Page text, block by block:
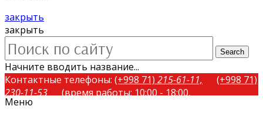
закрыть
закрыть
Search
Начните вводить название...
Контактные телефоны: (+998 71) 215-61-11,
(+998 71)
230-11-53
(время работы: 10:00 - 18:00,
понедельник-пятница)
Меню